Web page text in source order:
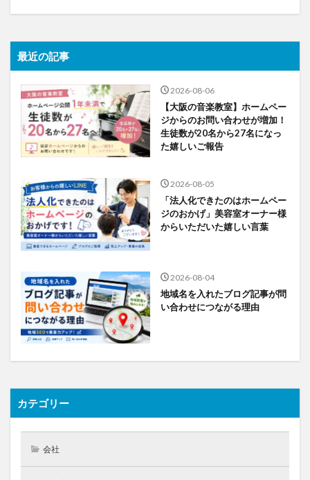
最近の記事
2026-08-06
【大阪の音楽教室】ホームペー
ジからのお問い合わせが増加！
生徒数が20名から27名になっ
た嬉しいご報告
2026-08-05
「法人化できたのはホームペー
ジのおかげ」美容室オーナー様
からいただいた嬉しい言葉
2026-08-04
地域名を入れたブログ記事が問
い合わせにつながる理由
カテゴリー
会社